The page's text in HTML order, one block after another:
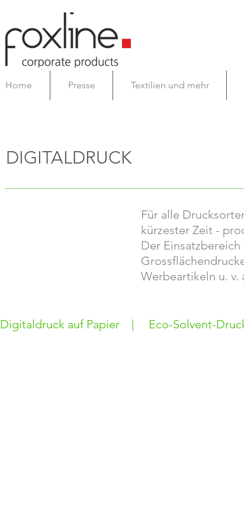
Home Presse Textilien und mehr
DIGITALDRUCK
Für alle
kürzester Zeit -
Der
Werbeartikeln u. v.
Digitaldruck auf Papier | Eco-Solvent-